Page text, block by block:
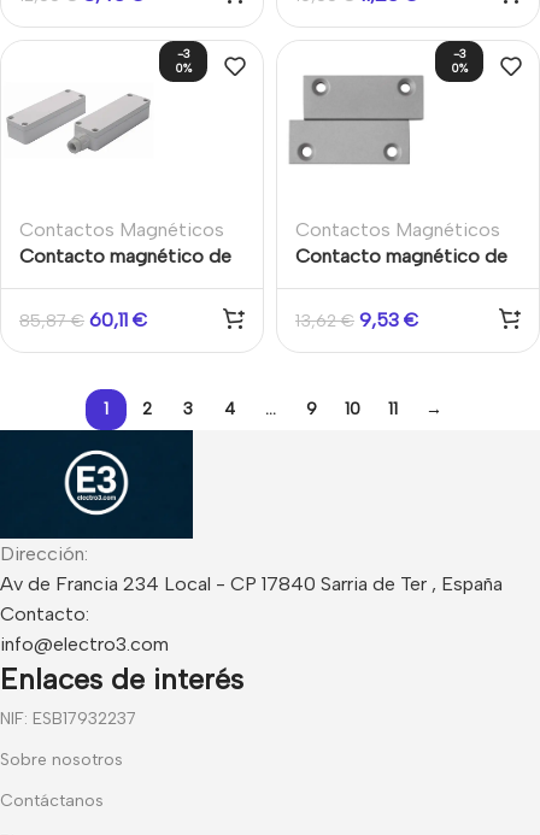
metálicas Grado 2
-3
0%
Contactos Magnéticos
Contacto magnético de
alta seguridad doble
polarizado Grado 3
85,87€ 60,11 €
-3
0%
Contactos Magnéticos
Contacto magnético de
montaje en superficie
13,62€ 9,53 €
1 2 3 4 … 9 10 11 →
Dirección:
Av de Francia 234 Local - CP 17840 Sarria de Ter , España
Contacto:
info@electro3.com
Enlaces de interés
NIF: ESB17932237
Sobre nosotros
Contáctanos